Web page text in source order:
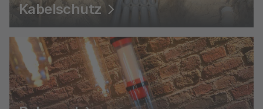
Kabelschutz